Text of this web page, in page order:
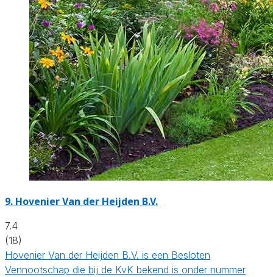
9. Hovenier Van der Heijden B.V.
7.4
(18)
Hovenier Van der Heijden B.V. is een Besloten
Vennootschap die bij de KvK bekend is onder nummer